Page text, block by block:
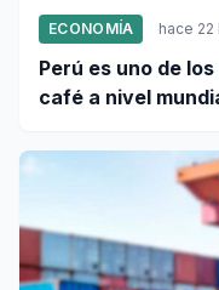
ECONOMÍA hace 22
Perú es uno de
café a nivel